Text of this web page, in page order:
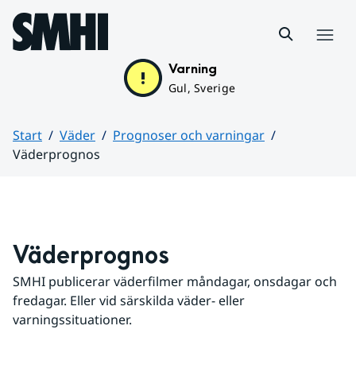
Hoppa till sidans innehåll
Varning
Gul, Sverige
Start Väder
Prognoser och varningar
Väderprognos
Väderprognos
SMHI publicerar väderfilmer måndagar, onsdagar och
fredagar. Eller vid särskilda väder- eller
varningssituationer.